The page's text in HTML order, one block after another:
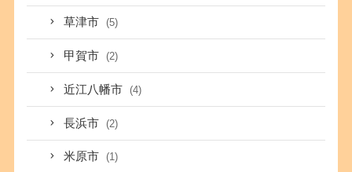
草津市 (5)
甲賀市 (2)
近江八幡市 (4)
長浜市 (2)
米原市 (1)